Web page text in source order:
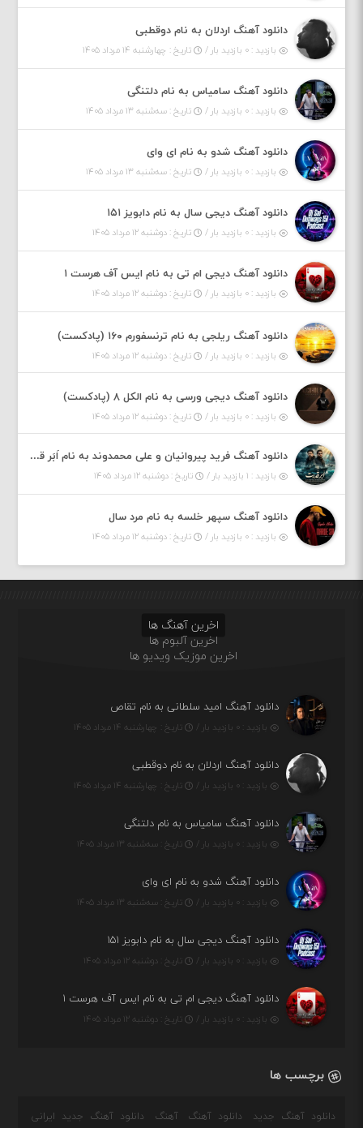
دانلود آهنگ اردلان به نام دوقطبی
بازدید : ۰ بازدید بار / تاریخ : چهارشنبه ۱۴ مرداد ۱۴۰۵
دانلود آهنگ سامیاس به نام دلتنگی
بازدید : ۰ بازدید بار / تاریخ : سه‌شنبه ۱۳ مرداد ۱۴۰۵
دانلود آهنگ شدو به نام ای وای
بازدید : ۰ بازدید بار / تاریخ : سه‌شنبه ۱۳ مرداد ۱۴۰۵
دانلود آهنگ دیجی سال به نام دابویز ۱۵۱
بازدید : ۰ بازدید بار / تاریخ : دوشنبه ۱۲ مرداد ۱۴۰۵
دانلود آهنگ دیجی ام تی به نام ایس آف هرست ۱
بازدید : ۰ بازدید بار / تاریخ : دوشنبه ۱۲ مرداد ۱۴۰۵
دانلود آهنگ ریلجی به نام ترنسفورم ۱۶۰ (پادکست)
بازدید : ۰ بازدید بار / تاریخ : دوشنبه ۱۲ مرداد ۱۴۰۵
دانلود آهنگ دیجی ورسی به نام الکل ۸ (پادکست)
بازدید : ۰ بازدید بار / تاریخ : دوشنبه ۱۲ مرداد ۱۴۰۵
دانلود آهنگ فرید پیروانیان و علی محمدوند به نام اَبَر قدرت
بازدید : ۱ بازدید بار / تاریخ : دوشنبه ۱۲ مرداد ۱۴۰۵
دانلود آهنگ سپهر خلسه به نام مرد سال
بازدید : ۰ بازدید بار / تاریخ : دوشنبه ۱۲ مرداد ۱۴۰۵
اخرین آهنگ ها
اخرین آلبوم ها
اخرین موزیک ویدیو ها
دانلود آهنگ امید سلطانی به نام تقاص
بازدید : ۰ بازدید بار / تاریخ : چهارشنبه ۱۴ مرداد ۱۴۰۵
دانلود آهنگ اردلان به نام دوقطبی
بازدید : ۰ بازدید بار / تاریخ : چهارشنبه ۱۴ مرداد ۱۴۰۵
دانلود آهنگ سامیاس به نام دلتنگی
بازدید : ۰ بازدید بار / تاریخ : سه‌شنبه ۱۳ مرداد ۱۴۰۵
دانلود آهنگ شدو به نام ای وای
بازدید : ۰ بازدید بار / تاریخ : سه‌شنبه ۱۳ مرداد ۱۴۰۵
دانلود آهنگ دیجی سال به نام دابویز ۱۵۱
بازدید : ۰ بازدید بار / تاریخ : دوشنبه ۱۲ مرداد ۱۴۰۵
دانلود آهنگ دیجی ام تی به نام ایس آف هرست ۱
بازدید : ۰ بازدید بار / تاریخ : دوشنبه ۱۲ مرداد ۱۴۰۵
برچسب ها
دانلود آهنگ جدید دانلود آهنگ آهنگ دانلود آهنگ جدید ایرانی